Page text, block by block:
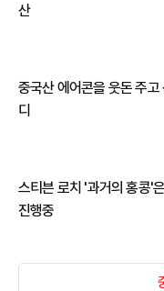
산
중국산 에어콘을 웃돈 주고
디
스티븐 로치 '과거의 홍콩'
진행중